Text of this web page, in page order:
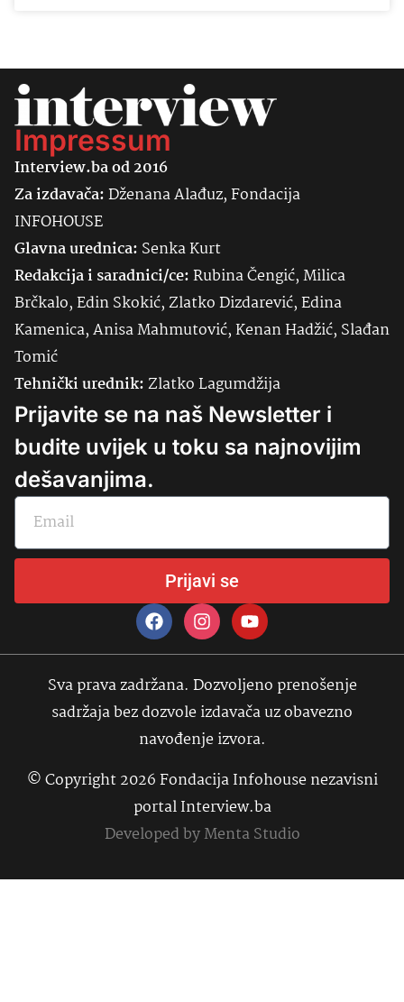
Impressum
Interview.ba od 2016
Za izdavača:Dženana Alađuz, Fondacija
INFOHOUSE
Glavna urednica: SenkaKurt
Redakcija i saradnici/ce:Rubina Čengić, Milica
Brčkalo, Edin Skokić, Zlatko Dizdarević, Edina
Kamenica, Anisa Mahmutović, Kenan Hadžić, Slađan
Tomić
Tehnički urednik:Zlatko Lagumdžija
Prijavite se na naš Newsletter i
budite uvijek u toku sa najnovijim
dešavanjima.
Prijavi se
Sva prava zadržana. Dozvoljeno prenošenje
sadržaja bez dozvole izdavača uz obavezno
navođenje izvora.
© Copyright 2026 Fondacija Infohouse nezavisni
portal Interview.ba
Developed byMenta Studio